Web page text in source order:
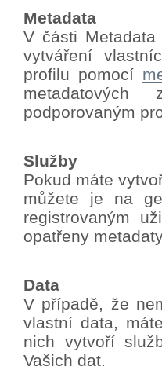
Metadata
V části Metadata
vytváření
profilu pomocí
podporovaným
Služby
Pokud máte
můžete je na
registrovaným
opatřeny
Data
V případě, že
vlastní data,
nich vytvoří
Vašich dat.